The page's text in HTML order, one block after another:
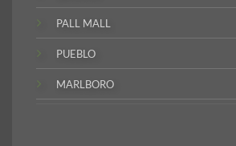
PALL MALL
PUEBLO
MARLBORO